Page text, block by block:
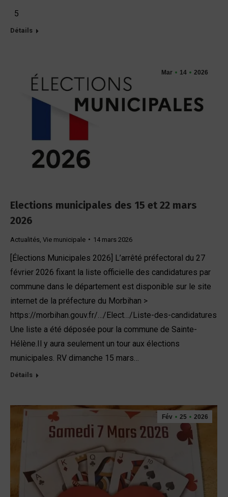
5
Détails
Mar 14 2026
Elections municipales des 15 et 22 mars
2026
Actualités Vie municipale 14 mars 2026
[Élections Municipales 2026] L’arrêté préfectoral du 27
février 2026 fixant la liste officielle des candidatures par
commune dans le département est disponible sur le site
internet de la préfecture du Morbihan >
https://morbihan.gouv.fr/…/Elect…/Liste-des-candidatures
Une liste a été déposée pour la commune de Sainte-
Hélène.Il y aura seulement un tour aux élections
municipales. RV dimanche 15 mars…
Détails
Fév 25 2026